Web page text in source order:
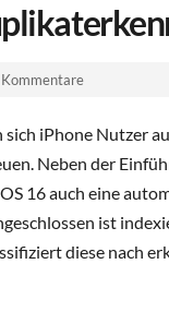
iPhone Nutzer
Neben der
16 auch eine
ist
diese nach